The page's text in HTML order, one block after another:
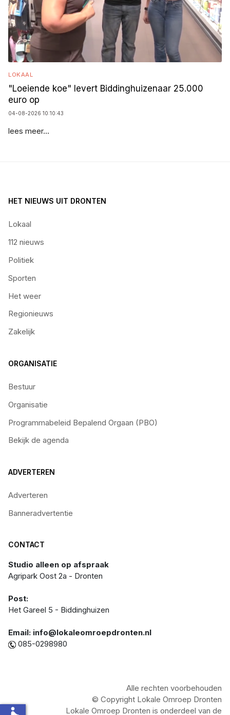
LOKAAL
"Loeiende koe" levert Biddinghuizenaar 25.000
euro op
04-08-2026 10:10:43
lees meer...
HET NIEUWS UIT DRONTEN
Lokaal
112 nieuws
Politiek
Sporten
Het weer
Regionieuws
Zakelijk
ORGANISATIE
Bestuur
Organisatie
Programmabeleid Bepalend Orgaan (PBO)
Bekijk de agenda
ADVERTEREN
Adverteren
Banneradvertentie
CONTACT
Studio alleen op afspraak
Agripark Oost 2a - Dronten
Post:
Het Gareel 5 - Biddinghuizen
Email: info@lokaleomroepdronten.nl
085-0298980
Alle rechten voorbehouden
© Copyright Lokale Omroep Dronten
Lokale Omroep Dronten is onderdeel van de